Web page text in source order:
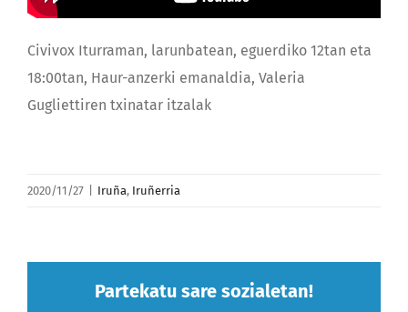
Civivox Iturraman, larunbatean, eguerdiko 12tan eta
18:00tan, Haur-anzerki emanaldia, Valeria
Gugliettiren txinatar itzalak
2020/11/27 Iruña, Iruñerria
Partekatu sare sozialetan!